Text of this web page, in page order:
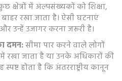
क्षेत्रों में अल्पसंख्यकों को शिक्षा,
रखा जाता है। ऐसी घटनाएं
उन्हें उजागर करना जरूरी है।
दमन:सीमा पार करने वाले लोगों
रखा जाता है या उनके अधिकारों की
होता है कि अंतरराष्ट्रीय कानून